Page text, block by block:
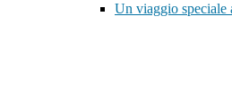
Un viaggio speciale